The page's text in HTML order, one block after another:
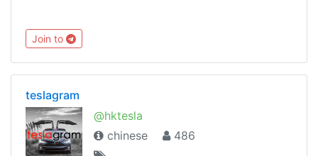
Join to
teslagram
@hktesla
chinese
486